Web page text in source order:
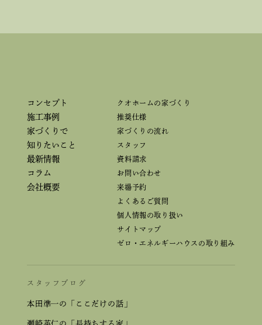
コンセプト
施工事例
家づくりで
知りたいこと
最新情報
コラム
会社概要
クオホームの家づくり
推奨仕様
家づくりの流れ
スタッフ
資料請求
お問い合わせ
来場予約
よくあるご質問
個人情報の取り扱い
サイトマップ
ゼロ・エネルギーハウスの取り組み
スタッフブログ
本田準一の「ここだけの話」